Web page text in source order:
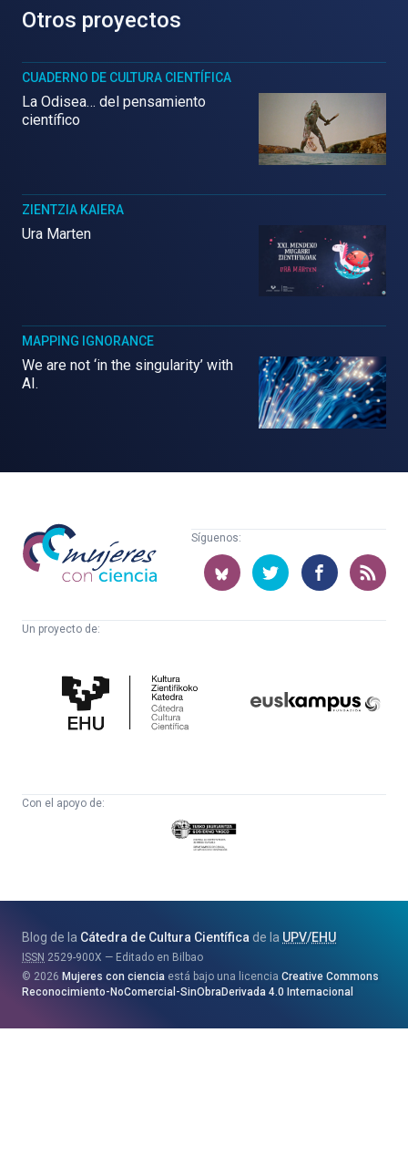
Otros proyectos
CUADERNO DE CULTURA CIENTÍFICA
La Odisea… del pensamiento
científico
ZIENTZIA KAIERA
Ura Marten
MAPPING IGNORANCE
We are not ‘in the singularity’ with
AI.
Mujeres
con
ciencia
Síguenos:
Un proyecto de:
Cultura
Científica
Con el apoyo de:
Eusko
Jaurlaritza
eta
Berrikuntza
Saila
Blog de la Cátedra de Cultura Científica de la UPV/EHU
ISSN 2529-900X
Editado en Bilbao
2026 Mujeres con ciencia está bajo una licencia Creative Commons
Reconocimiento-NoComercial-SinObraDerivada 4.0 Internacional